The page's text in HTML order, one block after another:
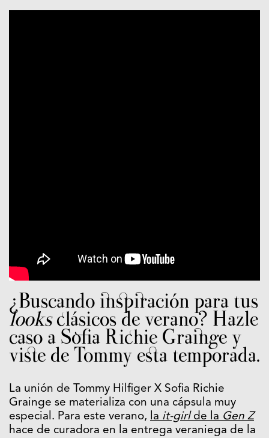
¿Buscando inspiración para tus
looksclásicos de verano? Hazle
caso a Sofia Richie Grainge y
viste de Tommy esta temporada.
La unión de Tommy Hilfiger X Sofia Richie
Grainge se materializa con una cápsula muy
especial. Para este verano, la it-girlde la Gen Z
hace de curadora en la entrega veraniega de la